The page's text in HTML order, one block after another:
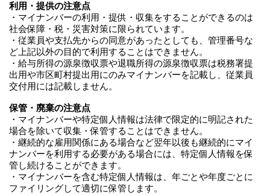
利用・提供の注意点
・マイナンバーの利用・提供・収集をすることができるのは
社会保障・税・災害対策に限られています。
・従業員や支払先からの同意があったとしても、管理番号な
ど上記以外の目的で利用することはできません。
・給与所得の源泉徴収票や退職所得の源泉徴収票は税務署提
出用や市区町村提出用にのみマイナンバーを記載し、従業員
交付用には記載しません。
保管・廃棄の注意点
・マイナンバーや特定個人情報は法律で限定的に明記された
場合を除いて収集・保管することはできません。
・継続的な雇用関係にある場合など翌年以後も継続的にマイ
ナンバーを利用する必要がある場合には、特定個人情報を保
管し続けることができます。
・マイナンバーを含む特定個人情報は、年ごとや年度ごとに
ファイリングして適切に保管します。